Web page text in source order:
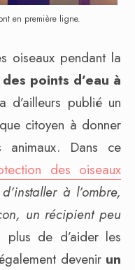
en première ligne.
oiseaux pendant la
points d’eau à
d’ailleurs publié un
citoyen à donner
Dans ce
des oiseaux
d’installer à l’ombre,
un récipient peu
plus de d’aider les
devenirun